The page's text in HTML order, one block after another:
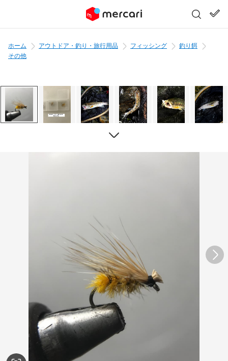
ホーム アウトドア・釣り・旅行用品 フィッシング
釣り餌
その他